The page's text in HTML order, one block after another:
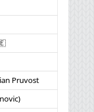
Pruvost